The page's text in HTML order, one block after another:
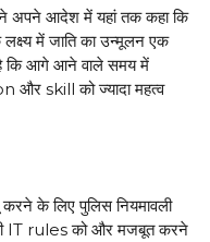
ने अपने आदेश में यहां तक कहा कि
में जाति का उन्मूलन एक
है कि आगे आने वाले समय में
और skill को ज्यादा महत्व
के लिए पुलिस नियमावली
IT rules को और मजबूत करने